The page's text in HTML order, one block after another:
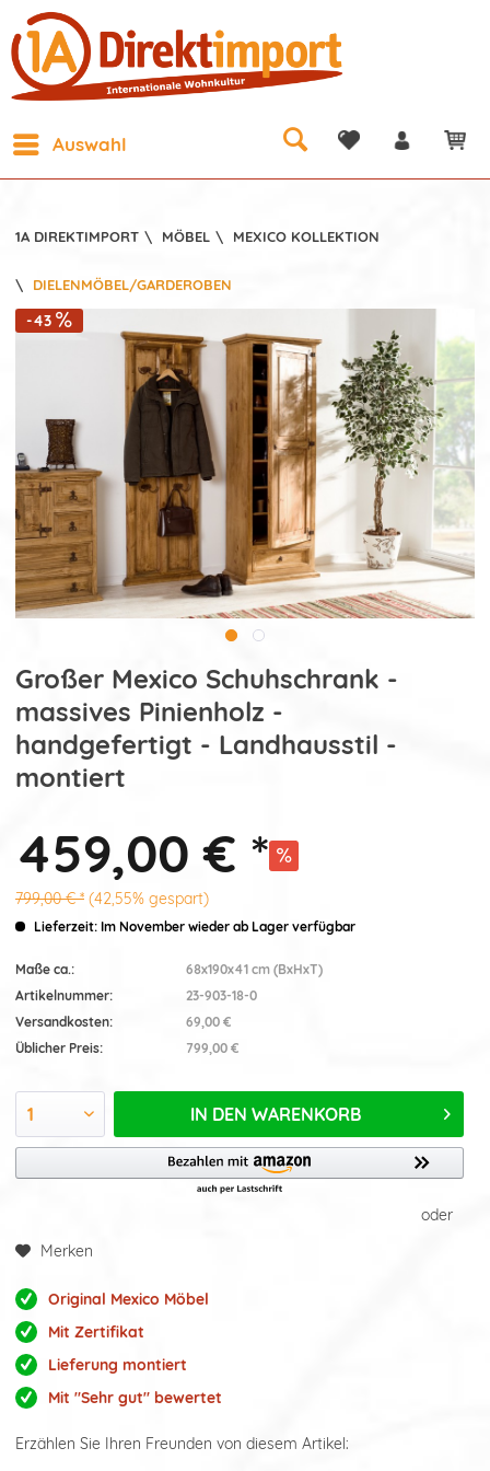
Auswahl
1A DIREKTIMPORT \ MÖBEL \ MEXICO KOLLEKTION
\ DIELENMÖBEL/GARDEROBEN
-43
Großer Mexico Schuhschrank -
massives Pinienholz -
handgefertigt - Landhausstil -
montiert
459,00 € *
799,00 € * (42,55% gespart)
Lieferzeit: Im November wieder ab Lager verfügbar
Maße ca.:
68x190x41 cm (BxHxT)
Artikelnummer:
23-903-18-0
Versandkosten:
69,00 €
Üblicher Preis:
799,00 €
IN DEN WARENKORB
oder
Merken
Original Mexico Möbel
Mit Zertifikat
Lieferung montiert
Mit "Sehr gut" bewertet
Erzählen Sie Ihren Freunden von diesem Artikel: